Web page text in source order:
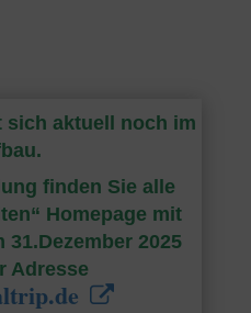
sich aktuell noch im
finden Sie alle
Homepage mit
31.Dezember 2025
Adresse